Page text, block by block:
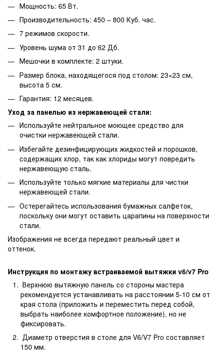
Мощность: 65 Вт.
Производительность: 450 – 800 Куб. час.
7 режимов скорости.
Уровень шума от 31 до 62 Дб.
Мешочки в комплекте: 2 штуки.
Размер блока, находящегося под столом: 23×23 см,
высота 5 см.
Гарантия: 12 месяцев.
Уход за панелью из нержавеющей стали:
Используйте нейтральное моющее средство для
очистки нержавеющей стали.
Избегайте дезинфицирующих жидкостей и порошков,
содержащих хлор, так как хлориды могут повредить
нержавеющую сталь.
Используйте только мягкие материалы для чистки
нержавеющей стали.
Остерегайтесь использования бумажных салфеток,
поскольку они могут оставить царапины на поверхности
стали.
Изображения не всегда передают реальный цвет и
оттенок.
Инструкция по монтажу встраиваемой вытяжки v6/v7 Pro
Верхнюю вытяжную панель со стороны мастера
рекомендуется устанавливать на расстоянии 5-10 см от
края стола (приложить и переместить перед собой,
выбрать наиболее комфортное положение), но не
фиксировать.
Диаметр отверстия в столе для V6/V7 Pro составляет
150 мм.